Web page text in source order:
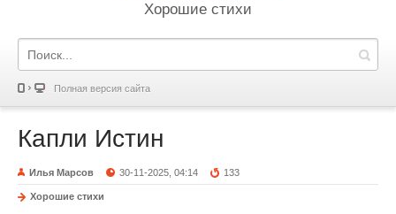
Хорошие стихи
Полная версия сайта
Капли Истин
Илья Марсов 30-11-2025, 04:14 133
Хорошие стихи